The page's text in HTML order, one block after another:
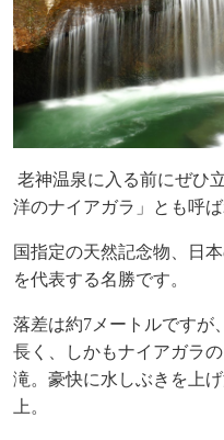
老神温泉に入る前にぜひ
洋のナイアガラ」とも呼
国指定の天然記念物、日
を代表する名勝です。
落差は約7 メートルですが
長く、しかもナイアガラの
滝。豪快に水しぶきを上
上。